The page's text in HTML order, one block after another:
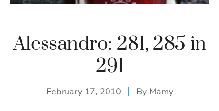
Alessandro: 281, 285 in
291
February 17, 2010 By Mamy